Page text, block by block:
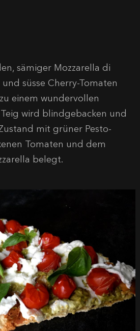
sämiger Mozzarella di
süsse Cherry-Tomaten
einem wundervollen
Teig wird blindgebacken und
mit grüner Pesto-
Tomaten und dem
belegt.